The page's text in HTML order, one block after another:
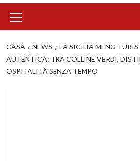
principale
CASA NEWS
LA SICILIA MENO
AUTENTICA: TRA COLLINE VERDI,
OSPITALITÀ SENZA TEMPO